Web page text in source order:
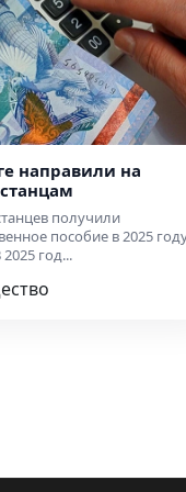
направили на
получили
пособие в 2025
год...